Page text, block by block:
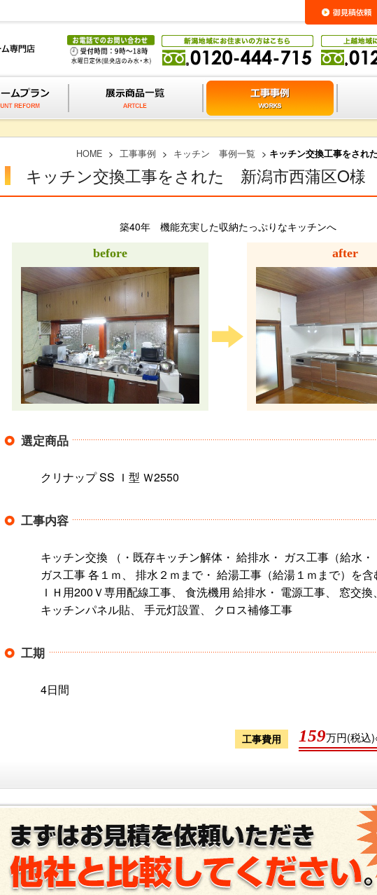
HOME > 工事事例 > キッチン 事例一覧 > キッチン交換工事をされ
キッチン交換工事をされた 新潟市西蒲区O様
築40年 機能充実した収納たっぷりなキッチンへ
before
after
選定商品
クリナップ SS Ｉ型 Ｗ2550
工事内容
キッチン交換 （・既存キッチン解体・ 給排水・ ガス工事（給水・
ガス工事 各１ｍ、 排水２ｍまで・ 給湯工事（給湯１ｍまで）を含
ＩＨ用200Ｖ専用配線工事、 食洗機用 給排水・ 電源工事、 窓交換、
キッチンパネル貼、 手元灯設置、 クロス補修工事
工期
4日間
工事費用 159万円(税込